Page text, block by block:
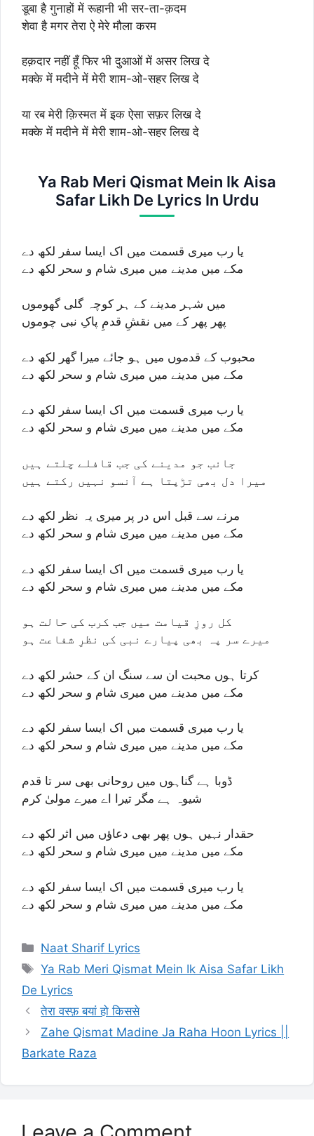
डूबा है गुनाहों में रूहानी भी सर-ता-क़दम
शेवा है मगर तेरा ऐ मेरे मौला करम
हक़दार नहीं हूँ फिर भी दुआओं में असर लिख दे
मक्के में मदीने में मेरी शाम-ओ-सहर लिख दे
या रब मेरी क़िस्मत में इक ऐसा सफ़र लिख दे
मक्के में मदीने में मेरी शाम-ओ-सहर लिख दे
Ya Rab Meri Qismat Mein Ik Aisa
Safar Likh De Lyrics In Urdu
یا رب میری قسمت میں اک ایسا سفر لکھ دے
مکے میں مدینے میں میری شام و سحر لکھ دے
میں شہر مدینے کے ہر کوچہ گلی گھوموں
پھر پھر کے میں نقشِ قدمِ پاکِ نبی چوموں
محبوب کے قدموں میں ہو جائے میرا گھر لکھ دے
مکے میں مدینے میں میری شام و سحر لکھ دے
یا رب میری قسمت میں اک ایسا سفر لکھ دے
مکے میں مدینے میں میری شام و سحر لکھ دے
جانب جو مدینے کی جب قافلے چلتے ہیں
میرا دل بھی تڑپتا ہے آنسو نہیں رکتے ہیں
مرنے سے قبل اس در پر میری یہ نظر لکھ دے
مکے میں مدینے میں میری شام و سحر لکھ دے
یا رب میری قسمت میں اک ایسا سفر لکھ دے
مکے میں مدینے میں میری شام و سحر لکھ دے
کل روزِ قیامت میں جب کرب کی حالت ہو
میرے سر پہ بھی پیارے نبی کی نظرِ شفاعت ہو
کرتا ہوں محبت ان سے سنگ ان کے حشر لکھ دے
مکے میں مدینے میں میری شام و سحر لکھ دے
یا رب میری قسمت میں اک ایسا سفر لکھ دے
مکے میں مدینے میں میری شام و سحر لکھ دے
ڈوبا ہے گناہوں میں روحانی بھی سر تا قدم
شیوہ ہے مگر تیرا اے میرے مولیٰ کرم
حقدار نہیں ہوں پھر بھی دعاؤں میں اثر لکھ دے
مکے میں مدینے میں میری شام و سحر لکھ دے
یا رب میری قسمت میں اک ایسا سفر لکھ دے
مکے میں مدینے میں میری شام و سحر لکھ دے
Categories
Naat Sharif Lyrics
Tags
Ya Rab Meri Qismat Mein Ik Aisa Safar Likh
De Lyrics
तेरा वस्फ़ बयां हो किससे
Zahe Qismat Madine Ja Raha Hoon Lyrics ||
Barkate Raza